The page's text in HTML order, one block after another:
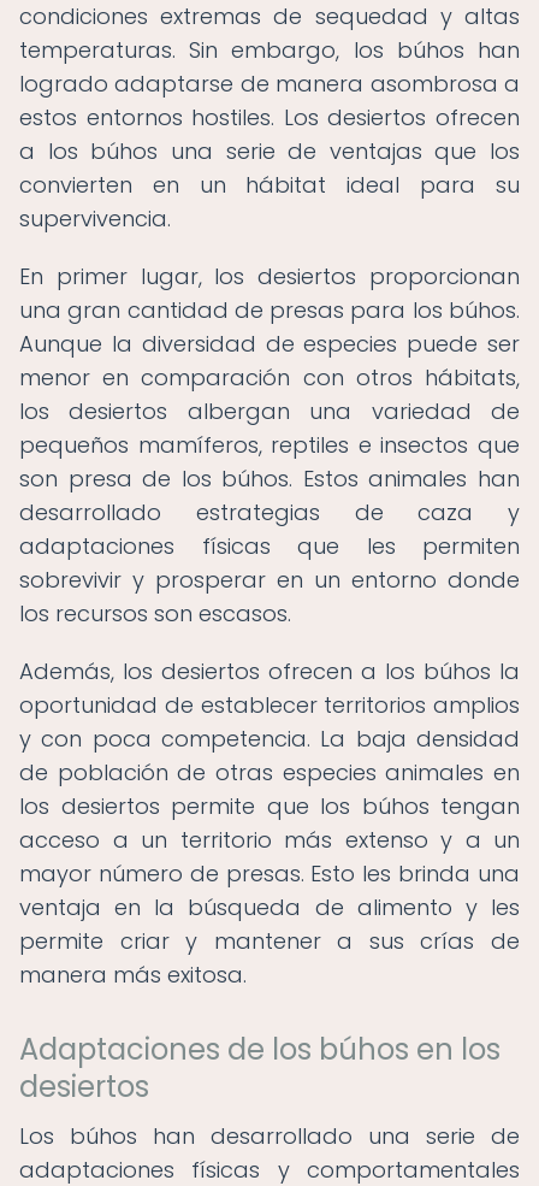
condiciones extremas de sequedad y altas
temperaturas. Sin embargo, los búhos han
logrado adaptarse de manera asombrosa a
estos entornos hostiles. Los desiertos ofrecen
a los búhos una serie de ventajas que los
convierten en un hábitat ideal para su
supervivencia.
En primer lugar, los desiertos proporcionan
una gran cantidad de presas para los búhos.
Aunque la diversidad de especies puede ser
menor en comparación con otros hábitats,
los desiertos albergan una variedad de
pequeños mamíferos, reptiles e insectos que
son presa de los búhos. Estos animales han
desarrollado estrategias de caza y
adaptaciones físicas que les permiten
sobrevivir y prosperar en un entorno donde
los recursos son escasos.
Además, los desiertos ofrecen a los búhos la
oportunidad de establecer territorios amplios
y con poca competencia. La baja densidad
de población de otras especies animales en
los desiertos permite que los búhos tengan
acceso a un territorio más extenso y a un
mayor número de presas. Esto les brinda una
ventaja en la búsqueda de alimento y les
permite criar y mantener a sus crías de
manera más exitosa.
Adaptaciones de los búhos en los
desiertos
Los búhos han desarrollado una serie de
adaptaciones físicas y comportamentales